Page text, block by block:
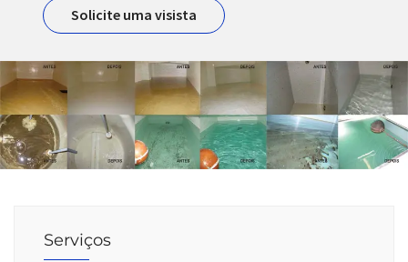
Solicite uma visista
Serviços